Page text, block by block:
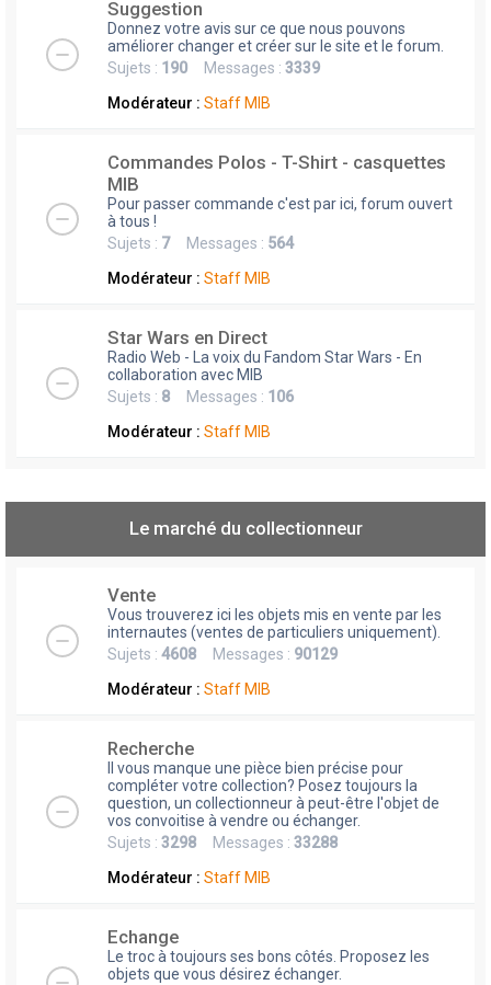
Suggestion
Donnez votre avis sur ce que nous pouvons
améliorer changer et créer sur le site et le forum.
Sujets : 190 Messages : 3339
Modérateur : Staff MIB
Commandes Polos - T-Shirt - casquettes
MIB
Pour passer commande c'est par ici, forum ouvert
à tous !
Sujets : 7Messages : 564
Modérateur : Staff MIB
Star Wars en Direct
Radio Web - La voix du Fandom Star Wars - En
collaboration avec MIB
Sujets : 8 Messages : 106
Modérateur : Staff MIB
Le marché du collectionneur
Vente
Vous trouverez ici les objets mis en vente par les
internautes (ventes de particuliers uniquement).
Sujets : 4608 Messages : 90129
Modérateur : Staff MIB
Recherche
Il vous manque une pièce bien précise pour
compléter votre collection? Posez toujours la
question, un collectionneur à peut-être l'objet de
vos convoitise à vendre ou échanger.
Sujets : 3298 Messages : 33288
Modérateur : Staff MIB
Echange
Le troc à toujours ses bons côtés. Proposez les
objets que vous désirez échanger.